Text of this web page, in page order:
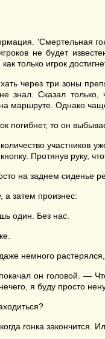
'Смертельная
не будет
только игрок
через три зоны
знал. Сказал
маршруте. Однако
погибнет, то он
участников
Протянув руку,
на заднем сиденье
а затем произнес:
один. Без нас.
немного
он головой. —
я буду просто
гонка закончится.